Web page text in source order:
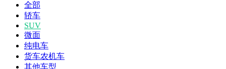
全部
轿车
SUV
微面
纯电车
货车农机车
其他车型